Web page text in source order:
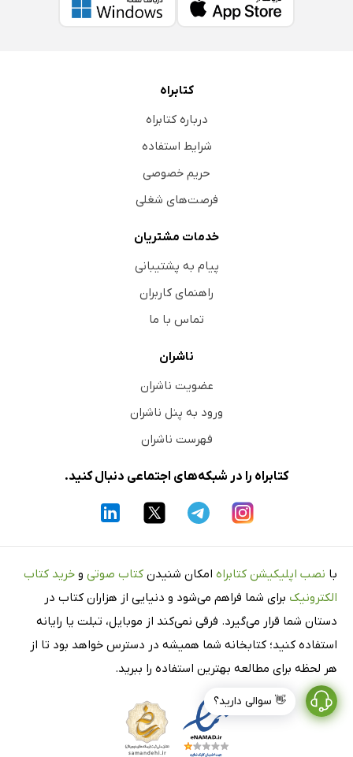
👋 سوالی دارید؟
کتابراه
درباره کتابراه
شرایط استفاده
حریم خصوصی
فرصت‌های شغلی
خدمات مشتریان
پیام به پشتیبانی
راهنمای کاربران
تماس با ما
ناشران
عضویت ناشران
ورود به پنل ناشران
فهرست ناشران
کتابراه را در شبکه‌های اجتماعی دنبال کنید.
با نصب اپلیکیشن کتابراه امکان شنیدن کتاب صوتی و خرید کتاب
الکترونیک برای شما فراهم می‌شود و دنیایی از هزاران کتاب در
دستان شما قرار می‌گیرد. فرقی نمی‌کند از موبایل، تبلت یا رایانه
استفاده کنید؛ کتابخانه شما همیشه در دسترس خواهد بود تا از
هر لحظه برای مطالعه بهترین استفاده را ببرید.